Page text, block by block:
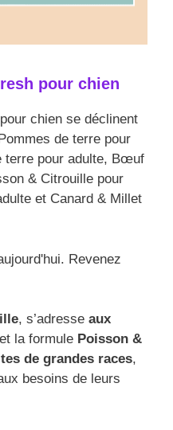
pour chien
pour chien se déclinent
de terre pour
terre pour adulte, Bœuf
& Citrouille pour
et Canard & Millet
Revenez
, s’adresse aux
la formule Poisson &
de grandes races,
besoins de leurs